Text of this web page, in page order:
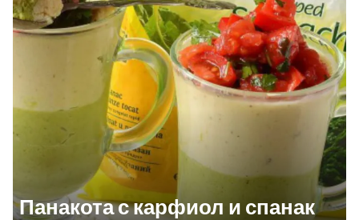
Панакота с карфиол и спанак